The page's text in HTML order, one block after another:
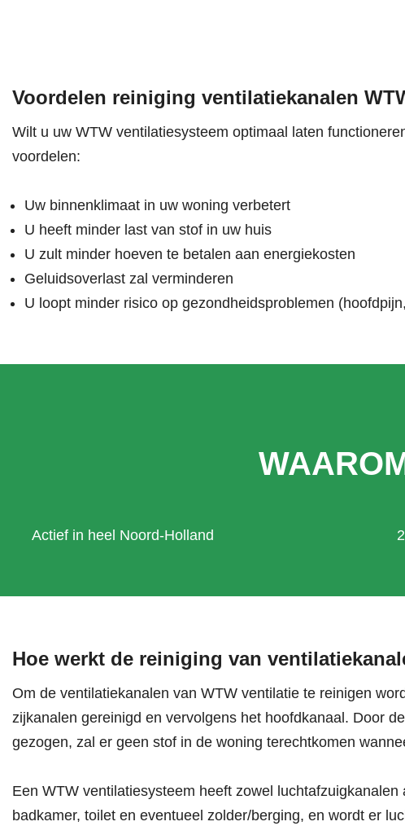
Voordelen reiniging ventilatiekanalen
Wilt u uw WTW ventilatiesysteem optimaal laten
voordelen:
Uw binnenklimaat in uw woning verbetert
U heeft minder last van stof in uw huis
U zult minder hoeven te betalen aan energiekosten
Geluidsoverlast zal verminderen
U loopt minder risico op gezondheidsproblemen
Actief in heel Noord-Holland
Hoe werkt de reiniging van
Om de ventilatiekanalen van WTW ventilatie te reinigen
zijkanalen gereinigd en vervolgens het hoofdkanaal. Door
gezogen, zal er geen stof in de woning terechtkomen
Een WTW ventilatiesysteem heeft zowel
badkamer, toilet en eventueel zolder/berging, en wordt er